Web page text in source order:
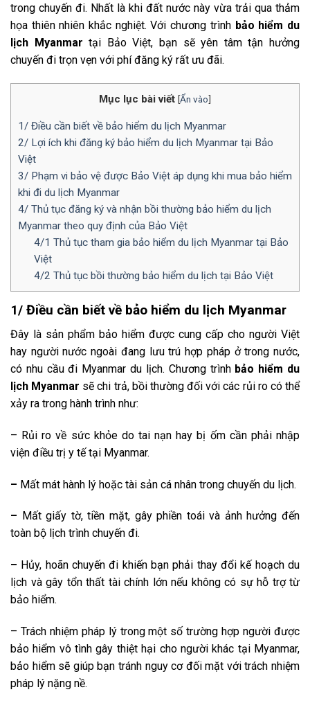
trong chuyến đi. Nhất là khi đất nước này vừa trải qua thảm
họa thiên nhiên khắc nghiệt. Với chương trình bảo hiểm du
lịch Myanmar tại Bảo Việt, bạn sẽ yên tâm tận hưởng
chuyến đi trọn vẹn với phí đăng ký rất ưu đãi.
Mục lục bài viết [Ẩn vào]
1/ Điều cần biết về bảo hiểm du lịch Myanmar
2/ Lợi ích khi đăng ký bảo hiểm du lịch Myanmar tại Bảo
Việt
3/ Phạm vi bảo vệ được Bảo Việt áp dụng khi mua bảo hiểm
khi đi du lịch Myanmar
4/ Thủ tục đăng ký và nhận bồi thường bảo hiểm du lịch
Myanmar theo quy định của Bảo Việt
4/1 Thủ tục tham gia bảo hiểm du lịch Myanmar tại Bảo
Việt
4/2 Thủ tục bồi thường bảo hiểm du lịch tại Bảo Việt
1/ Điều cần biết về bảo hiểm du lịch Myanmar
Đây là sản phẩm bảo hiểm được cung cấp cho người Việt
hay người nước ngoài đang lưu trú hợp pháp ở trong nước,
có nhu cầu đi Myanmar du lịch. Chương trình bảo hiểm du
lịch Myanmar sẽ chi trả, bồi thường đối với các rủi ro có thể
xảy ra trong hành trình như:
– Rủi ro về sức khỏe do tai nạn hay bị ốm cần phải nhập
viện điều trị y tế tại Myanmar.
– Mất mát hành lý hoặc tài sản cá nhân trong chuyến du lịch.
– Mất giấy tờ, tiền mặt, gây phiền toái và ảnh hưởng đến
toàn bộ lịch trình chuyến đi.
– Hủy, hoãn chuyến đi khiến bạn phải thay đổi kế hoạch du
lịch và gây tổn thất tài chính lớn nếu không có sự hỗ trợ từ
bảo hiểm.
– Trách nhiệm pháp lý trong một số trường hợp người được
bảo hiểm vô tình gây thiệt hại cho người khác tại Myanmar,
bảo hiểm sẽ giúp bạn tránh nguy cơ đối mặt với trách nhiệm
pháp lý nặng nề.